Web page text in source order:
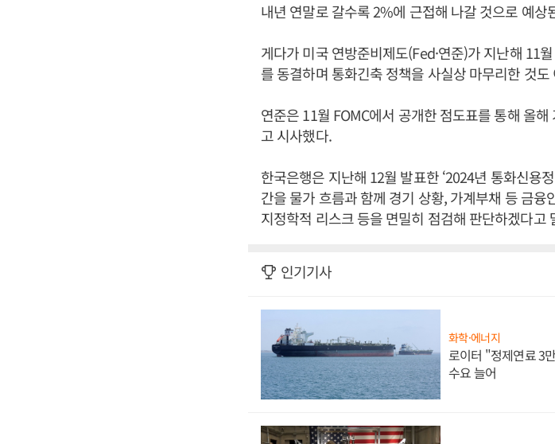
내년 연말로 갈수록 2%에 근접해 나갈 것으로 예상
게다가 미국 연방준비제도(Fed·연준)가 지난해 11
를 동결하며 통화긴축 정책을 사실상 마무리한 것
연준은 11월 FOMC에서 공개한 점도표를 통해 올
고 시사했다.
한국은행은 지난해 12월 발표한 ‘2024년 통화신용
간을 물가 흐름과 함께 경기 상황, 가계부채 등 금
지정학적 리스크 등을 면밀히 점검해 판단하겠다고
인기기사
화학·에너지
로이터 "정제연료 3
수요 늘어